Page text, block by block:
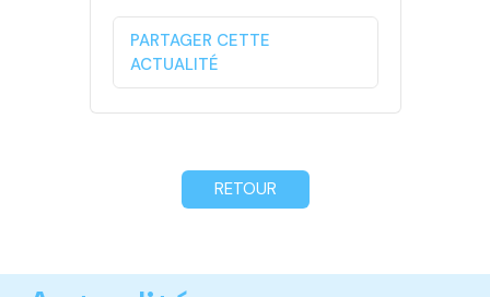
PARTAGER CETTE
ACTUALITÉ
RETOUR